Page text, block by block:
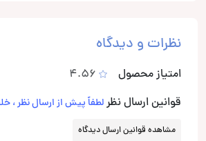
نظرات و دیدگاه
امتیاز محصول
4.56
قوانین ارسال نظرلطفاً پیش از ارسال نظر ،
مشاهده قوانین ارسال دیدگاه